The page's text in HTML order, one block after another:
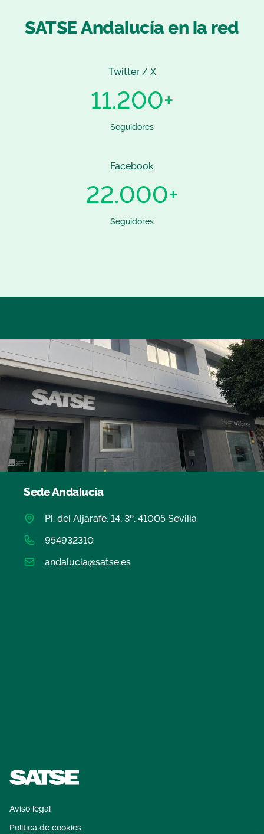
SATSE Andalucía en la red
Twitter / X
11.200+
Seguidores
Facebook
22.000+
Seguidores
Sede Andalucía
Pl. del Aljarafe, 14, 3º, 41005 Sevilla
954932310
andalucia@satse.es
Aviso legal
Política de cookies